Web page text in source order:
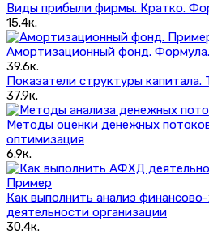
Виды прибыли фирмы. Кратко.
15.4к.
Амортизационный фонд.
39.6к.
Показатели структуры капитала.
37.9к.
Методы оценки денежных
оптимизация
6.9к.
Как выполнить анализ
деятельности организации
30.4к.